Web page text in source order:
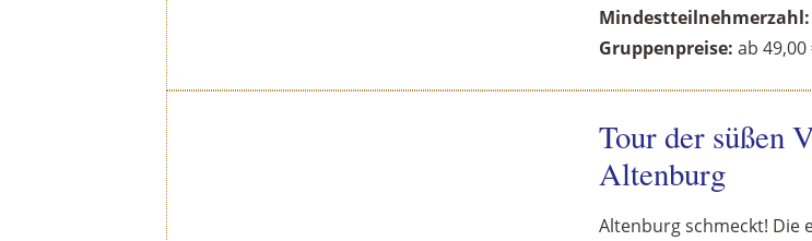
Mindestteilnehmerzahl:
Gruppenpreise:ab 49,00
Tour der süßen
Altenburg
Altenburg schmeckt! Die